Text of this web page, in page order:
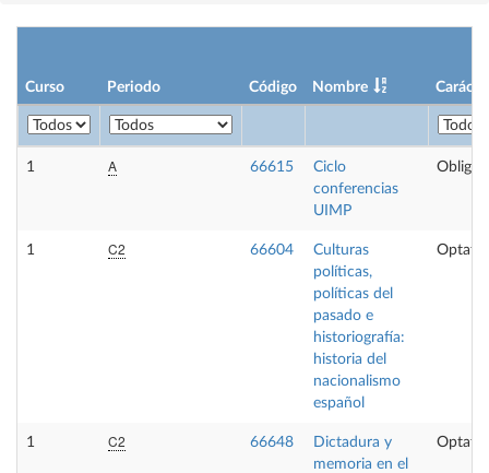
Curso Periodo Código Nombre
1 A 66615
Ciclo
conferencias
UIMP
1 C2 66604
Culturas
políticas,
políticas del
pasado e
historiografía:
historia del
nacionalismo
español
1 C2 66648
Dictadura y
memoria en el